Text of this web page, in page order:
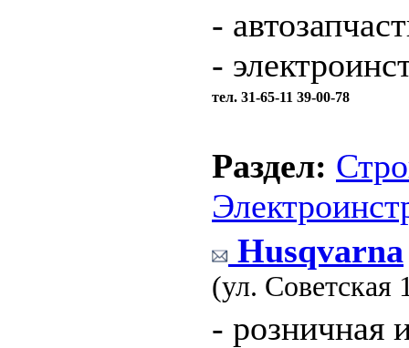
-
-
тел. 31-65-11 39-00-78
Раздел:
Husqvarna
(ул. Советская
- розничная